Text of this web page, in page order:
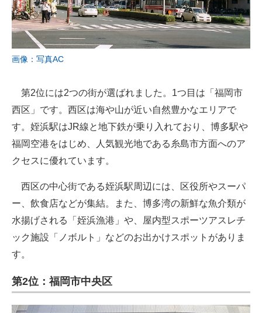
画像：写真AC
第2位には2つの街が選ばれました。1つ目は「福岡市
西区」です。西区は海や山が近い自然豊かなエリアで
す。姪浜駅はJR線と地下鉄が乗り入れており、博多駅や
福岡空港をはじめ、人気観光地である糸島市方面へのア
クセスに優れています。
西区の中心街である姪浜駅周辺には、区役所やスーパ
ー、飲食店などが集結。また、博多湾の新鮮な魚介類が
水揚げされる「姪浜漁港」や、屋内型スポーツアスレチ
ック施設「ノボルト」などのお出かけスポットがありま
す。
第2位：福岡市中央区